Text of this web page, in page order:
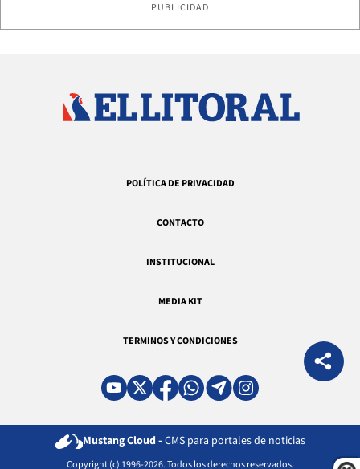
PUBLICIDAD
POLÍTICA DE PRIVACIDAD
CONTACTO
INSTITUCIONAL
MEDIA KIT
TERMINOS Y CONDICIONES
Mustang Cloud - CMS para portales de noticias
Copyright (c) 1996-2026. Todos los derechos reservados.